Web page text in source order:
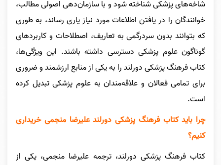
شاخه‌های پزشکی شناخته شود و با سازمان‌دهی اصولی مطالب،
خوانندگان را در یافتن اطلاعات مورد نیاز یاری رساند، به طوری
که بتوانند بدون سردرگمی به تعاریف، اصطلاحات و کاربردهای
گوناگون علوم پزشکی دسترسی داشته باشند. این ویژگی‌ها،
کتاب فرهنگ پزشکی دورلند را به یکی از منابع ارزشمند و ضروری
برای تمامی فعالان و علاقه‌مندان به علوم پزشکی تبدیل کرده
است.
چرا باید کتاب فرهنگ پزشکی دورلند علیرضا منجمی خریداری
کنیم؟
کتاب فرهنگ پزشکی دورلند، ترجمه علیرضا منجمی، یکی از